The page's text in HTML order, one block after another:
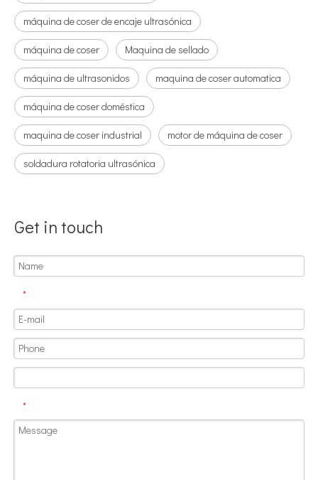
máquina de coser de encaje ultrasónica
máquina de coser Maquina de sellado
máquina de ultrasonidos maquina de coser automatica
máquina de coser doméstica
maquina de coser industrial motor de máquina de coser
soldadura rotatoria ultrasónica
Get in touch
*
*